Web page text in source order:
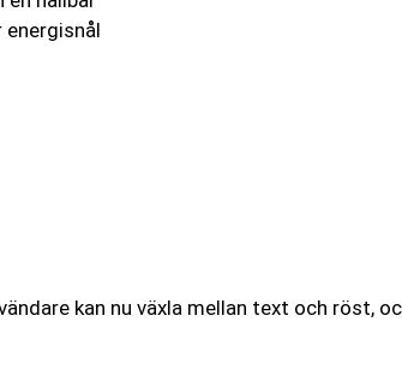
kan nu växla mellan text och röst,